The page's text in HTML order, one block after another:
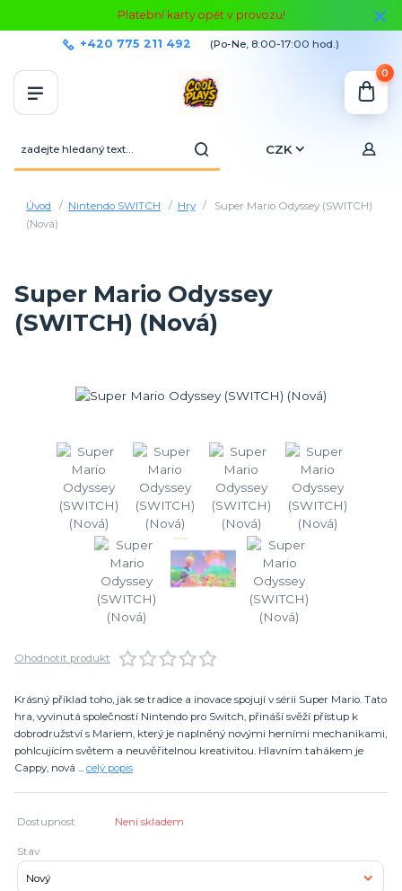
Platební karty opět v provozu!
CZK
+420 775 211 492 (Po-Ne, 8:00-17:00 hod.)
0
Úvod Nintendo SWITCH Hry
Super Mario Odyssey (SWITCH)
(Nová)
Super Mario Odyssey
(SWITCH) (Nová)
Ohodnotit produkt
Krásný příklad toho, jak se tradice a inovace spojují v sérii Super Mario. Tato
hra, vyvinutá společností Nintendo pro Switch, přináší svěží přístup k
dobrodružství s Mariem, který je naplněný novými herními mechanikami,
pohlcujícím světem a neuvěřitelnou kreativitou. Hlavním tahákem je
Cappy, nová ... celý popis
Dostupnost Není skladem
Stav